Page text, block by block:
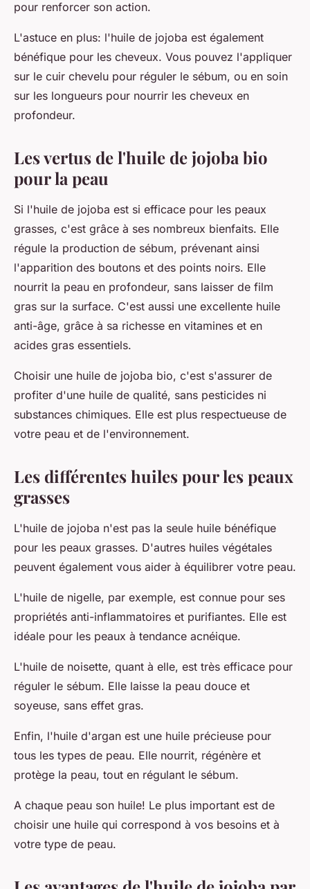
pour renforcer son action.
L'astuce en plus: l'huile de jojoba est également
bénéfique pour les cheveux. Vous pouvez l'appliquer
sur le cuir chevelu pour réguler le sébum, ou en soin
sur les longueurs pour nourrir les cheveux en
profondeur.
Les vertus de l'huile de jojoba bio
pour la peau
Si l'huile de jojoba est si efficace pour les peaux
grasses, c'est grâce à ses nombreux bienfaits. Elle
régule la production de sébum, prévenant ainsi
l'apparition des boutons et des points noirs. Elle
nourrit la peau en profondeur, sans laisser de film
gras sur la surface. C'est aussi une excellente huile
anti-âge, grâce à sa richesse en vitamines et en
acides gras essentiels.
Choisir une huile de jojoba bio, c'est s'assurer de
profiter d'une huile de qualité, sans pesticides ni
substances chimiques. Elle est plus respectueuse de
votre peau et de l'environnement.
Les différentes huiles pour les peaux
grasses
L'huile de jojoba n'est pas la seule huile bénéfique
pour les peaux grasses. D'autres huiles végétales
peuvent également vous aider à équilibrer votre peau.
L'huile de nigelle, par exemple, est connue pour ses
propriétés anti-inflammatoires et purifiantes. Elle est
idéale pour les peaux à tendance acnéique.
L'huile de noisette, quant à elle, est très efficace pour
réguler le sébum. Elle laisse la peau douce et
soyeuse, sans effet gras.
Enfin, l'huile d'argan est une huile précieuse pour
tous les types de peau. Elle nourrit, régénère et
protège la peau, tout en régulant le sébum.
A chaque peau son huile! Le plus important est de
choisir une huile qui correspond à vos besoins et à
votre type de peau.